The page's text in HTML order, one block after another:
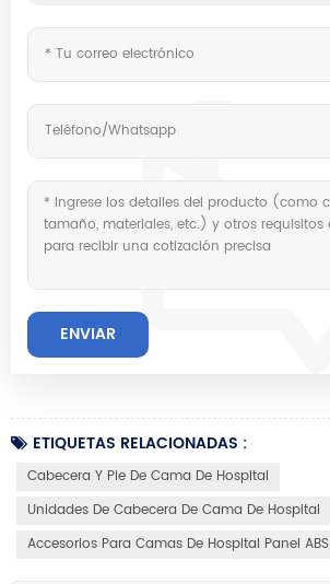
ETIQUETAS RELACIONADAS :
Cabecera Y Pie De Cama De Hospital
Unidades De Cabecera De Cama De Hospital
Accesorios Para Camas De Hospital Panel ABS